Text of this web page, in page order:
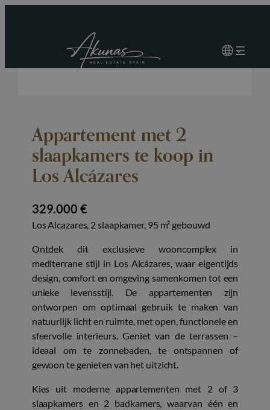
Appartement met 2
slaapkamers te koop in
Los Alcázares
329.000 €
Los Alcazares, 2 slaapkamer, 95 m² gebouwd
Ontdek dit exclusieve wooncomplex in
mediterrane stijl in Los Alcázares, waar eigentijds
design, comfort en omgeving samenkomen tot een
unieke levensstijl. De appartementen zijn
ontworpen om optimaal gebruik te maken van
natuurlijk licht en ruimte, met open, functionele en
sfeervolle interieurs. Geniet van de terrassen –
ideaal om te zonnebaden, te ontspannen of
gewoon te genieten van het uitzicht.
Kies uit moderne appartementen met 2 of 3
slaapkamers en 2 badkamers, waarvan één en